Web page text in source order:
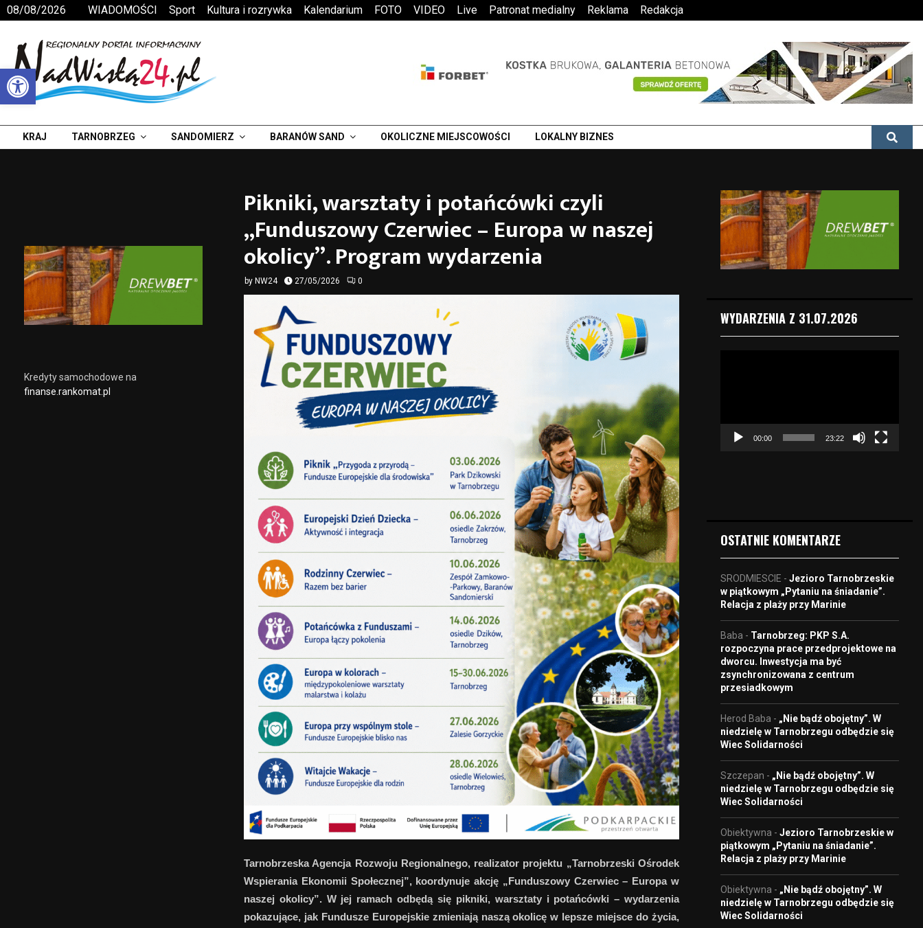
Otwórz pasek narzędzi
08/08/2026 WIADOMOŚCI Sport Kultura i rozrywka Kalendarium FOTO VIDEO Live Patronat medialny Reklama Redakcja
KRAJ TARNOBRZEG SANDOMIERZ BARANÓW SAND OKOLICZNE MIEJSCOWOŚCI LOKALNY BIZNES
Pikniki, warsztaty i potańcówki czyli
„Funduszowy Czerwiec – Europa w naszej
okolicy”. Program wydarzenia
by NW24 27/05/2026 0
Tarnobrzeska Agencja Rozwoju Regionalnego, realizator projektu „Tarnobrzeski Ośrodek
Wspierania Ekonomii Społecznej”, koordynuje akcję „Funduszowy Czerwiec – Europa w
naszej okolicy”. W jej ramach odbędą się pikniki, warsztaty i potańcówki – wydarzenia
pokazujące, jak Fundusze Europejskie zmieniają naszą okolicę w lepsze miejsce do życia,
Kredyty samochodowe na
finanse.rankomat.pl
WYDARZENIA Z 31.07.2026
e
o
00:00 23:22
OSTATNIE KOMENTARZE
SRODMIESCIE - Jezioro Tarnobrzeskie
w piątkowym „Pytaniu na śniadanie”.
Relacja z plaży przy Marinie
Baba - Tarnobrzeg: PKP S.A.
rozpoczyna prace przedprojektowe na
dworcu. Inwestycja ma być
zsynchronizowana z centrum
przesiadkowym
Herod Baba - „Nie bądź obojętny”. W
niedzielę w Tarnobrzegu odbędzie się
Wiec Solidarności
Szczepan - „Nie bądź obojętny”. W
niedzielę w Tarnobrzegu odbędzie się
Wiec Solidarności
Obiektywna - Jezioro Tarnobrzeskie w
piątkowym „Pytaniu na śniadanie”.
Relacja z plaży przy Marinie
Obiektywna - „Nie bądź obojętny”. W
niedzielę w Tarnobrzegu odbędzie się
Wiec Solidarności